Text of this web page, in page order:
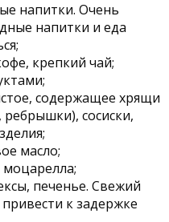
напитки. Очень
напитки и еда
крепкий чай;
содержащее хрящи
сосиски,
масло;
моцарелла;
печенье. Свежий
к задержке